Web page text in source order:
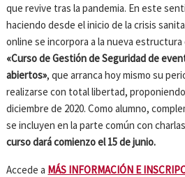
que revive tras la pandemia. En este
haciendo desde el inicio de la crisis
online se incorpora a la nueva estructura
«Curso de Gestión de Seguridad de
abiertos», que arranca hoy mismo su
realizarse con total libertad,
diciembre de 2020. Como alumno,
se incluyen en la parte común con
curso dará comienzo el 15 de junio.
Accede a MÁS INFORMACIÓN E